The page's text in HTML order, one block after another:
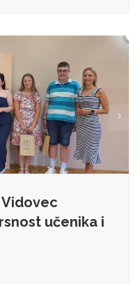
Vidovec
učenika i